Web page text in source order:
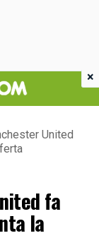
United
fa
la
×